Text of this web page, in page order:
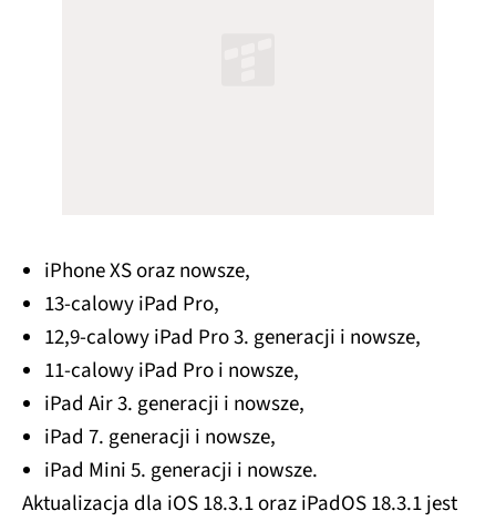
iPhone XS oraz nowsze,
13-calowy iPad Pro,
12,9-calowy iPad Pro 3. generacji i nowsze,
11-calowy iPad Pro i nowsze,
iPad Air 3. generacji i nowsze,
iPad 7. generacji i nowsze,
iPad Mini 5. generacji i nowsze.
Aktualizacja dla iOS 18.3.1 oraz iPadOS 18.3.1 jest